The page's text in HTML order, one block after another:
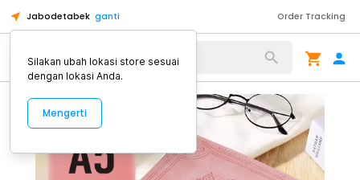
Jabodetabek ganti Order Tracking
Alat Kopi
Silakan ubah lokasi store sesuai
dengan lokasi Anda.
Mengerti